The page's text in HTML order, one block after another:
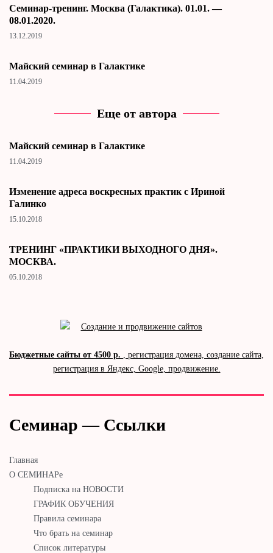
Cеминар-тренинг. Москва (Галактика). 01.01. —
08.01.2020.
13.12.2019
Майский семинар в Галактике
11.04.2019
Еще от автора
Майский семинар в Галактике
11.04.2019
Изменение адреса воскресных практик с Ириной
Галинко
15.10.2018
ТРЕНИНГ «ПРАКТИКИ ВЫХОДНОГО ДНЯ».
МОСКВА.
05.10.2018
Бюджетные сайты от 4500 р.
, регистрация домена, создание сайта,
регистрация в Яндекс, Google, продвижение.
Семинар — Ссылки
Главная
О СЕМИНАРе
Подписка на НОВОСТИ
ГРАФИК ОБУЧЕНИЯ
Правила семинара
Что брать на семинар
Список литературы